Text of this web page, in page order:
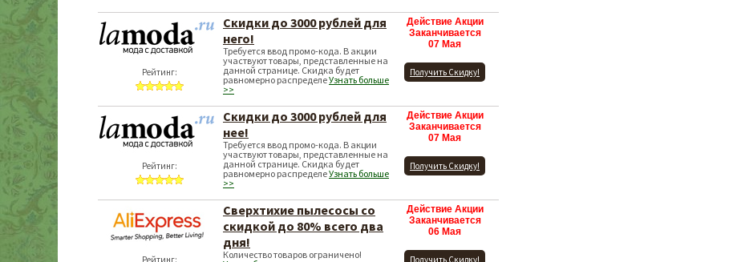
Рейтинг:
Скидки до 3000 рублей для
него!
Требуется ввод промо-кода. В акции
участвуют товары, представленные на
данной странице. Скидка будет
равномерно распределеУзнать больше
>>
Действие Акции
Заканчивается
07 Мая
Получить Скидку!
Рейтинг:
Скидки до 3000 рублей для
нее!
Требуется ввод промо-кода. В акции
участвуют товары, представленные на
данной странице. Скидка будет
равномерно распределеУзнать больше
>>
Действие Акции
Заканчивается
07 Мая
Получить Скидку!
Рейтинг:
Сверхтихие пылесосы со
скидкой до 80% всего два
дня!
Количество товаров ограничено!
Действие Акции
Заканчивается
06 Мая
Получить Скидку!